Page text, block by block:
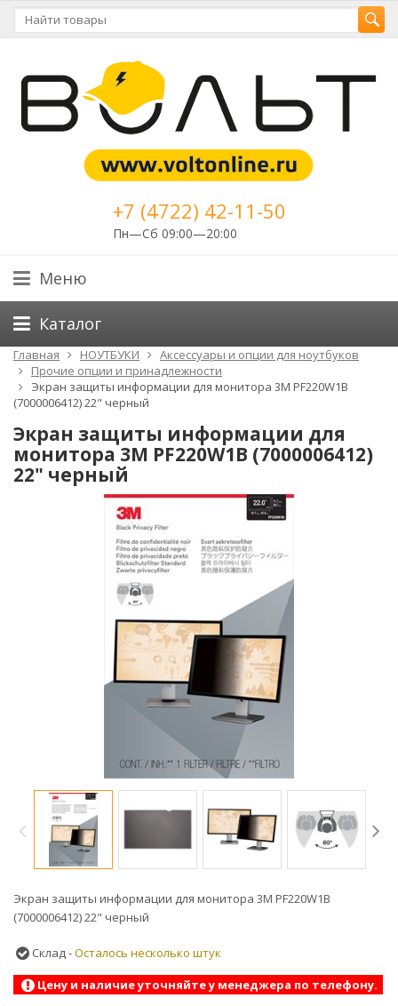
+7 (4722) 42-11-50
Пн—Сб 09:00—20:00
Меню
Каталог
Главная НОУТБУКИ
Аксессуары и опции для ноутбуков
Прочие опции и принадлежности
Экран защиты информации для монитора 3M PF220W1B
(7000006412) 22" черный
Экран защиты информации для
монитора 3M PF220W1B (7000006412)
22" черный
Экран защиты информации для монитора 3M PF220W1B
(7000006412) 22" черный
Склад -Осталось несколько штук
Цену и наличие уточняйте у менеджера по телефону.